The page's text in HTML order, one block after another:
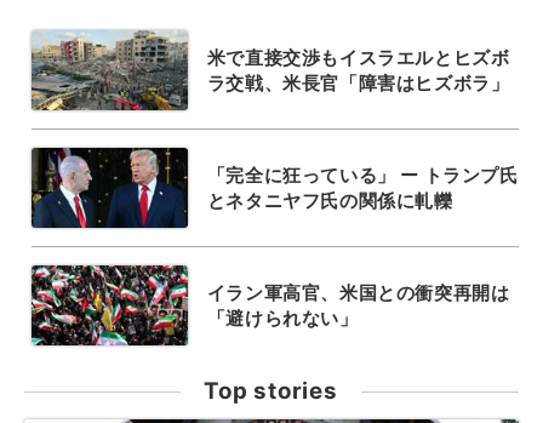
米で直接交渉もイスラエルとヒズボ
ラ交戦、米長官「障害はヒズボラ」
「完全に狂っている」 ー トランプ氏
とネタニヤフ氏の関係に軋轢
イラン軍高官、米国との衝突再開は
「避けられない」
Top stories